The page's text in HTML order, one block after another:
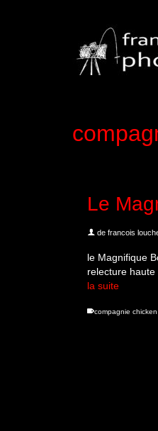
Le
de francois
le Magnifique
relecture
la suite
compagnie